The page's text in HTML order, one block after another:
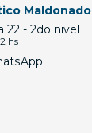
Maldonado
22 - 2do nivel
hs